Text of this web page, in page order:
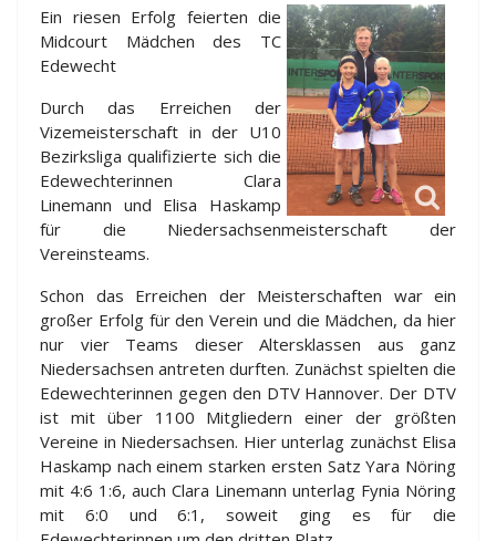
Ein riesen Erfolg feierten die
Midcourt Mädchen des TC
Edewecht
Durch das Erreichen der
Vizemeisterschaft in der U10
Bezirksliga qualifizierte sich die
Edewechterinnen Clara
Linemann und Elisa Haskamp
für die Niedersachsenmeisterschaft der
Vereinsteams.
Schon das Erreichen der Meisterschaften war ein
großer Erfolg für den Verein und die Mädchen, da hier
nur vier Teams dieser Altersklassen aus ganz
Niedersachsen antreten durften. Zunächst spielten die
Edewechterinnen gegen den DTV Hannover. Der DTV
ist mit über 1100 Mitgliedern einer der größten
Vereine in Niedersachsen. Hier unterlag zunächst Elisa
Haskamp nach einem starken ersten Satz Yara Nöring
mit 4:6 1:6, auch Clara Linemann unterlag Fynia Nöring
mit 6:0 und 6:1, soweit ging es für die